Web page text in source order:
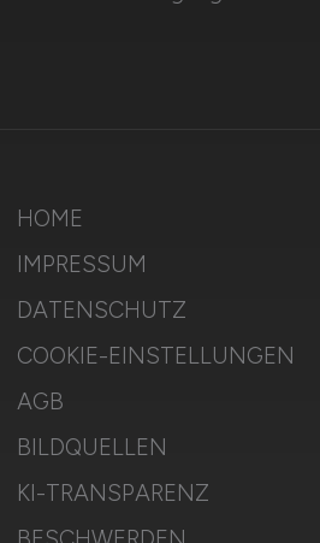
HOME
IMPRESSUM
DATENSCHUTZ
COOKIE-EINSTELLUNGEN
AGB
BILDQUELLEN
KI-TRANSPARENZ